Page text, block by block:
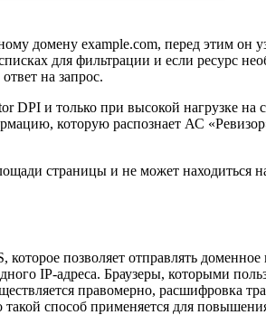
домену example.com, перед этим
для фильтрации и если ресурс
на запрос.
DPI и только при высокой нагрузке
которую распознает АС
страницы и не может находиться
позволяет отправлять
IP-адреса. Браузеры, которыми
правомерно, расшифровка
способ применяется для